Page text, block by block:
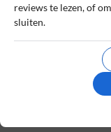
Ik ga akkoord met
privacybeleid door
ik een
reviews te lezen, of
sluiten.